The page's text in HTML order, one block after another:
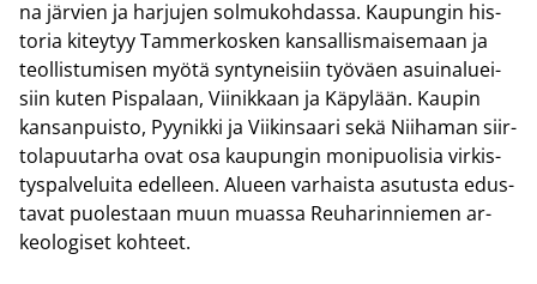
na jär­vien ja har­ju­jen sol­mu­koh­das­sa. Kau­pun­gin his­
to­ria ki­tey­tyy Tam­mer­kos­ken kan­sal­lis­mai­se­maan ja
teol­lis­tu­mi­sen myötä syn­ty­nei­siin työ­väen asui­na­luei­
siin kuten Pis­pa­laan, Vii­nik­kaan ja Kä­py­lään. Kau­pin
kan­san­puis­to, Pyy­nik­ki ja Vii­kin­saa­ri sekä Nii­ha­man siir­
to­la­puu­tar­ha ovat osa kau­pun­gin mo­ni­puo­li­sia vir­kis­
tys­pal­ve­lui­ta edel­leen. Alu­een var­hais­ta asu­tus­ta edus­
ta­vat puo­les­taan muun muas­sa Reu­ha­rin­nie­men ar­
keo­lo­gi­set koh­teet.